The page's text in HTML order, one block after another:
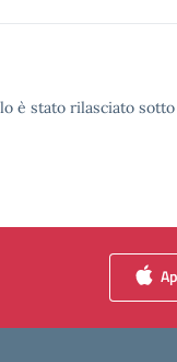
è stato rilasciato